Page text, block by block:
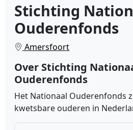
Stichting
Ouderenfonds
Amersfoort
Over Stichting
Ouderenfonds
Het Nationaal Ouderenfonds
kwetsbare ouderen in